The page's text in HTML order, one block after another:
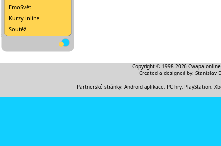
EmoSvět
Kurzy inline
Soutěž
Copyright © 1998-2026 Cwapa
Created a designed by: Stanislav
Partnerské stránky: Android aplikace, PC hry, PlayStation,